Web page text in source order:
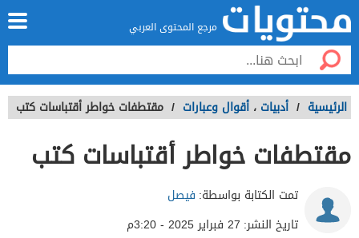
مرجع المحتوى العربي
الرئيسية / أدبيات ، أقوال وعبارات / مقتطفات خواطر أقتباسات كتب
مقتطفات خواطر أقتباسات كتب
تمت الكتابة بواسطة: فيصل
تاريخ النشر: 27 فبراير 2025 - 3:20م